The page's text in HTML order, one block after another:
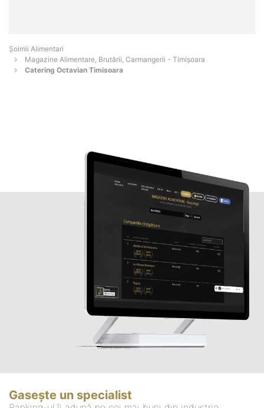
Şoimii Alimentari
Magazine Alimentare, Brutării, Carmangerii - Timişoara
Catering Octavian Timisoara
Gasește un specialist